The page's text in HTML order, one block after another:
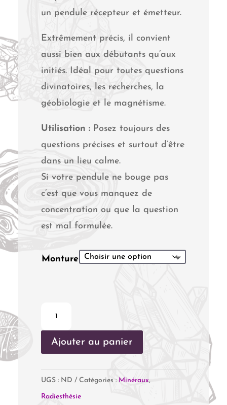
un pendule récepteur et émetteur.
Extrêmement précis, il convient
aussi bien aux débutants qu’aux
initiés. Idéal pour toutes questions
divinatoires, les recherches, la
géobiologie et le magnétisme.
Utilisation :Posez toujours des
questions précises et surtout d’être
dans un lieu calme.
Si votre pendule ne bouge pas
c’est que vous manquez de
concentration ou que la question
est mal formulée.
Monture
Pendule
de
Santal
Ajouter au panier
UGS : ND Catégories : Minéraux,
Radiesthésie